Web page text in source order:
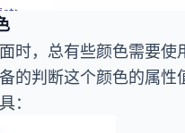
时，总有些颜色需要使
的判断这个颜色的属性
：